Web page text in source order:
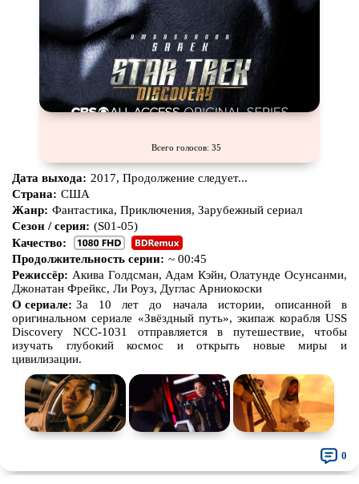
Всего голосов: 35
Дата выхода: 2017, Продолжение следует...
Страна: США
Жанр: Фантастика, Приключения, Зарубежный сериал
Сезон / серия: (S01-05)
Качество:
Продолжительность серии: ~ 00:45
Режиссёр: Акива Голдсман, Адам Кэйн, Олатунде Осунсанми,
Джонатан Фрейкс, Ли Роуз, Дуглас Арниокоски
О сериале: За 10 лет до начала истории, описанной в
оригинальном сериале «Звёздный путь», экипаж корабля USS
Discovery NCC-1031 отправляется в путешествие, чтобы
изучать глубокий космос и открыть новые миры и
цивилизации.
0